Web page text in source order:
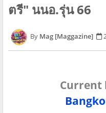
ตรี" นนอ.รุ่น 66
Mag [Maggazine]
Current